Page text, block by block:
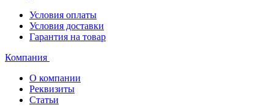
Условия оплаты
Условия доставки
Гарантия на товар
Компания
О компании
Реквизиты
Статьи